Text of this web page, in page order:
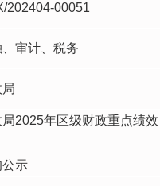
202404-00051
审计、税务
2025年区级财政重点绩效
示